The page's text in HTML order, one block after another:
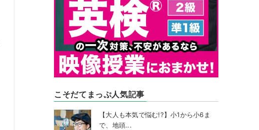
こそだてまっぷ人気記事
【大人も本気で悩む!?】小1から小6ま
で、地頭...